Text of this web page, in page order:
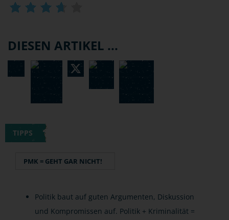
DIESEN ARTIKEL ...
TIPPS
PMK = GEHT GAR NICHT!
Politik baut auf guten Argumenten, Diskussion
und Kompromissen auf. Politik + Kriminalität =